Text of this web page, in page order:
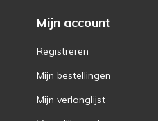
Mijn account
Registreren
Mijn bestellingen
Mijn verlanglijst